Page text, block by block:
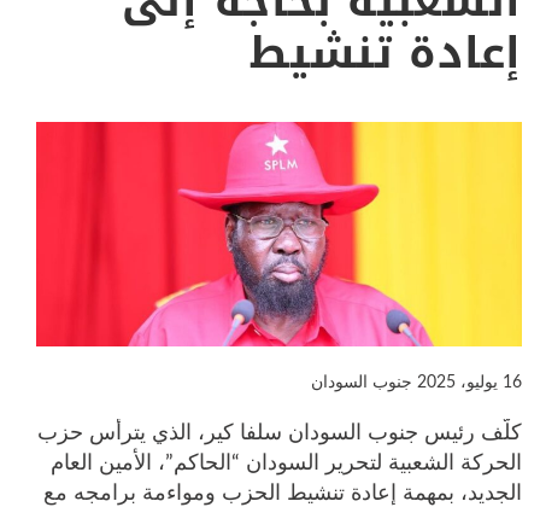
إعادة تنشيط
16 يوليو، 2025 جنوب السودان
كلّف رئيس جنوب السودان سلفا كير، الذي يترأس حزب
الحركة الشعبية لتحرير السودان “الحاكم”، الأمين العام
الجديد، بمهمة إعادة تنشيط الحزب ومواءمة برامجه مع